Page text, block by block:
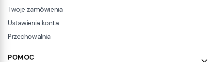
Twoje zamówienia
Ustawienia konta
Przechowalnia
POMOC